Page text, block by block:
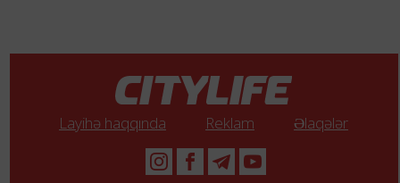
Layihə haqqında Reklam Əlaqələr